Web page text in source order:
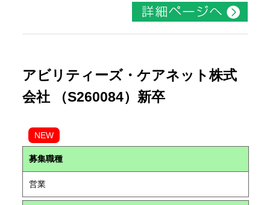
アビリティーズ・ケアネット株式
会社 （S260084）新卒
NEW
募集職種
営業